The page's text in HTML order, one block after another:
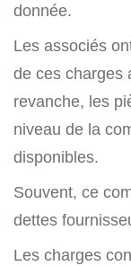
donnée.
Les associés
de ces charges
revanche, les
niveau de la
disponibles.
Souvent, ce
dettes
Les charges